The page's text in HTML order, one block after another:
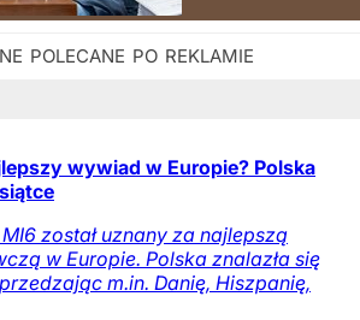
wywiad w Europie? Polska
został uznany za najlepszą
w Europie. Polska znalazła się
m.in. Danię, Hiszpanię,